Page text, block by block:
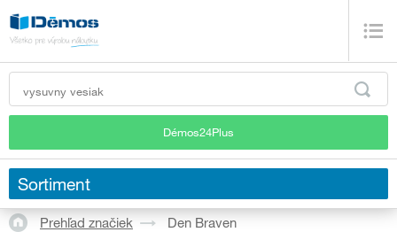
Démos24Plus
Sortiment
Prehľad značiek Den Braven